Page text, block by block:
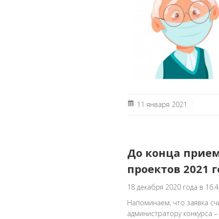
11 января 2021
До конца
проектов 2021
18 декабря 2020 года в
Напоминаем, что заявка
администратору